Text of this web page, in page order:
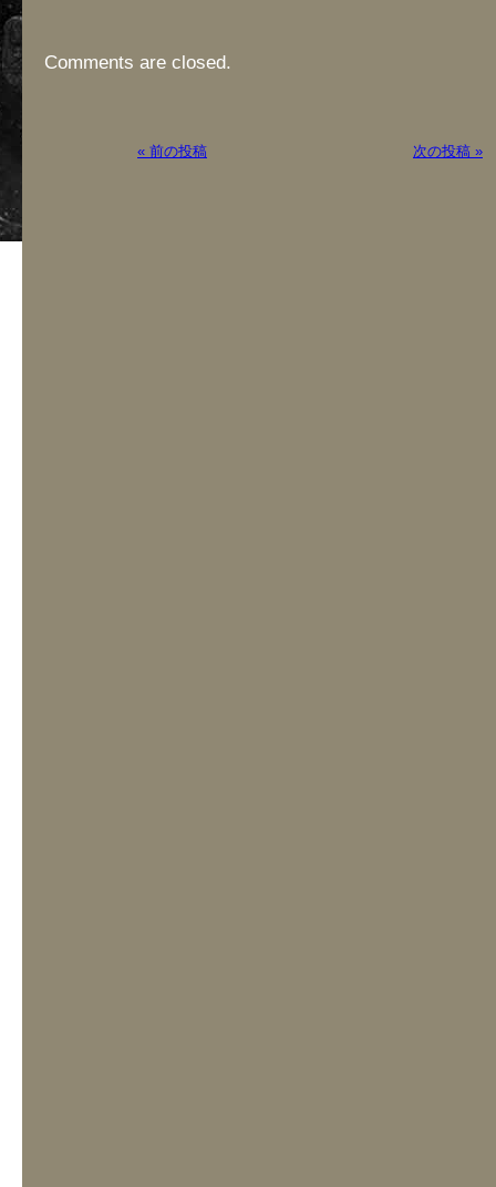
Comments are closed.
« 前の投稿 次の投稿 »